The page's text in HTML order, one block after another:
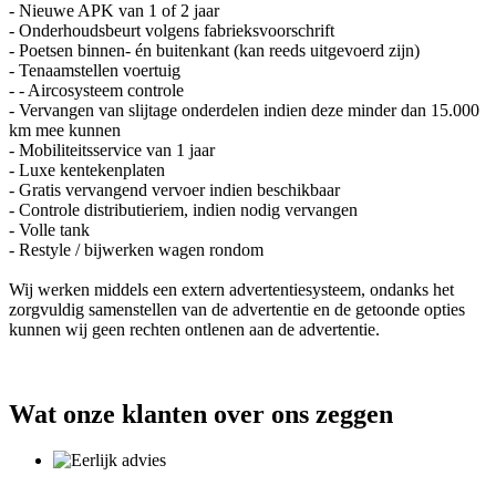
- Nieuwe APK van 1 of 2 jaar
- Onderhoudsbeurt volgens fabrieksvoorschrift
- Poetsen binnen- én buitenkant (kan reeds uitgevoerd zijn)
- Tenaamstellen voertuig
- - Aircosysteem controle
- Vervangen van slijtage onderdelen indien deze minder dan 15.000
km mee kunnen
- Mobiliteitsservice van 1 jaar
- Luxe kentekenplaten
- Gratis vervangend vervoer indien beschikbaar
- Controle distributieriem, indien nodig vervangen
- Volle tank
- Restyle / bijwerken wagen rondom
Wij werken middels een extern advertentiesysteem, ondanks het
zorgvuldig samenstellen van de advertentie en de getoonde opties
kunnen wij geen rechten ontlenen aan de advertentie.
Wat onze klanten over ons zeggen